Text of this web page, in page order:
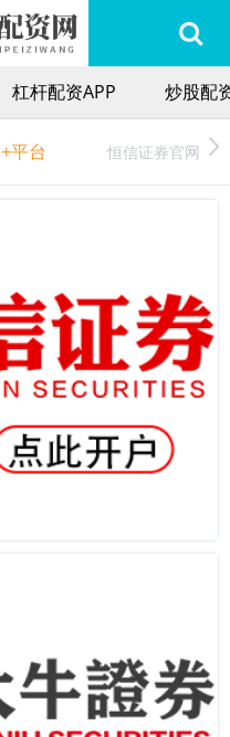
杠杆配资APP 炒股配
+平台 恒信证券官网